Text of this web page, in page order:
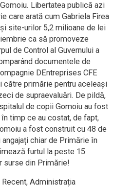
Libertatea publică azi
care arată cum Gabriela Firea
site-urilor 5,2 milioane de lei
ca să promoveze
de Control al Guvernului a
documentele de
DEntreprises CFE
către primărie pentru aceleași
de supraevaluări. De pildă,
de copii Gomoiu au fost
timp ce au costat, de fapt,
a fost construit cu 48 de
chiar de Primărie în
furtul la peste 15
surse din Primărie!
Administrația